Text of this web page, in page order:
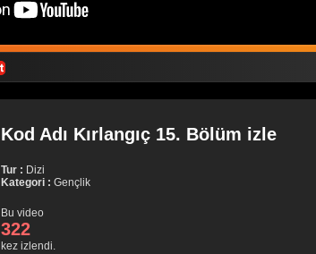
Kod Adı Kırlangıç 15. Bölüm izle
Tur : Dizi
Kategori : Gençlik
Bu video
322
kez izlendi.